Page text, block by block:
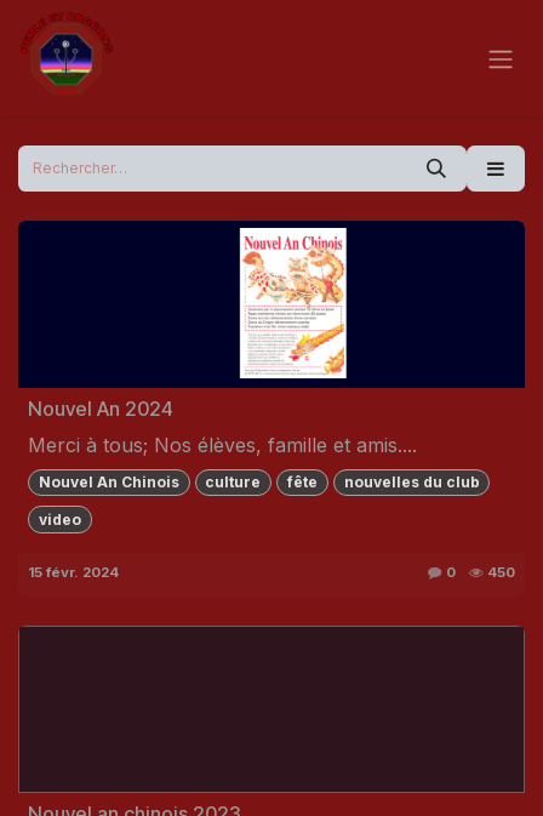
Se rendre au contenu
Nouvel An 2024
Merci à tous; Nos élèves, famille et amis....
Nouvel An Chinois culture fête nouvelles du club
video
15 févr. 2024 0 450